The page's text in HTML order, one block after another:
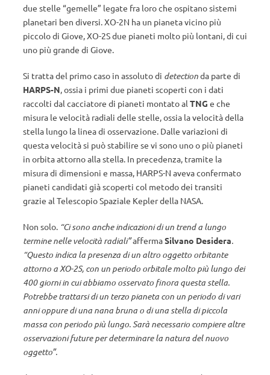
due stelle “gemelle” legate fra loro che ospitano sistemi
planetari ben diversi. XO-2N ha un pianeta vicino più
piccolo di Giove, XO-2S due pianeti molto più lontani, di cui
uno più grande di Giove.
Si tratta del primo caso in assoluto di detectionda parte di
HARPS-N, ossia i primi due pianeti scoperti con i dati
raccolti dal cacciatore di pianeti montato al TNG e che
misura le velocità radiali delle stelle, ossia la velocità della
stella lungo la linea di osservazione. Dalle variazioni di
questa velocità si può stabilire se vi sono uno o più pianeti
in orbita attorno alla stella. In precedenza, tramite la
misura di dimensioni e massa, HARPS-N aveva confermato
pianeti candidati già scoperti col metodo dei transiti
grazie al Telescopio Spaziale Kepler della NASA.
Non solo. “Ci sono anche indicazioni di un trend a lungo
termine nelle velocità radiali”affermaSilvano Desidera.
“Questo indica la presenza di un altro oggetto orbitante
attorno a XO-2S, con un periodo orbitale molto più lungo dei
400 giorni in cui abbiamo osservato finora questa stella.
Potrebbe trattarsi di un terzo pianeta con un periodo di vari
anni oppure di una nana bruna o di una stella di piccola
massa con periodo più lungo. Sarà necessario compiere altre
osservazioni future per determinare la natura del nuovo
oggetto”.